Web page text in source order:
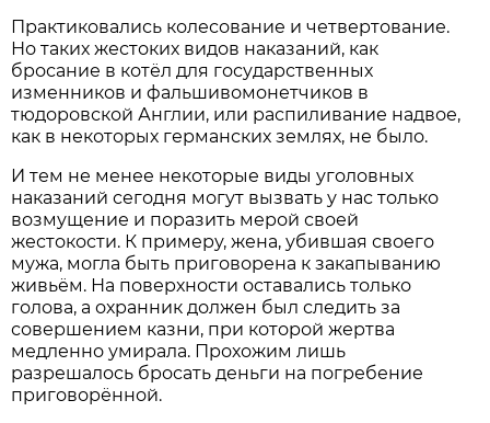
Практиковались колесование и четвертование.
Но таких жестоких видов наказаний, как
бросание в котёл для государственных
изменников и фальшивомонетчиков в
тюдоровской Англии, или распиливание надвое,
как в некоторых германских землях, не было.
И тем не менее некоторые виды уголовных
наказаний сегодня могут вызвать у нас только
возмущение и поразить мерой своей
жестокости. К примеру, жена, убившая своего
мужа, могла быть приговорена к закапыванию
живьём. На поверхности оставались только
голова, а охранник должен был следить за
совершением казни, при которой жертва
медленно умирала. Прохожим лишь
разрешалось бросать деньги на погребение
приговорённой.